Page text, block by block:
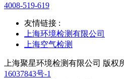
4008-519-619
友情链接 :
上海环境检测有限公司
上海空气检测
上海聚星环境检测有限公司 版权
16037843号-1